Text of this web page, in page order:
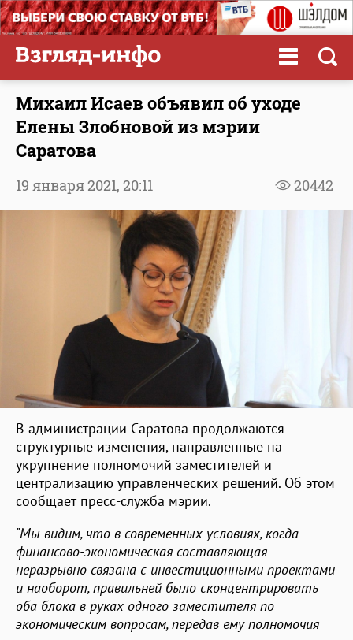
Михаил Исаев объявил об уходе
Елены Злобновой из мэрии
Саратова
20442
19 января 2021, 20:11
В администрации Саратова продолжаются
структурные изменения, направленные на
укрупнение полномочий заместителей и
централизацию управленческих решений. Об этом
сообщает пресс-служба мэрии.
"Мы видим, что в современных условиях, когда
финансово-экономическая составляющая
неразрывно связана с инвестиционными проектами
и наоборот, правильней было сконцентрировать
оба блока в руках одного заместителя по
экономическим вопросам, передав ему полномочия